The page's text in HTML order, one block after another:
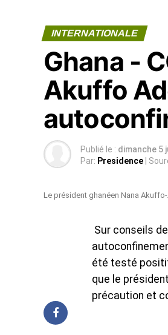
INTERNATIONALE
Ghana -
Akuffo
Publié le : dimanche 5
Par: Presidence |
Le président ghanéen Nana
Sur conseils
été testé
que le
précaution et